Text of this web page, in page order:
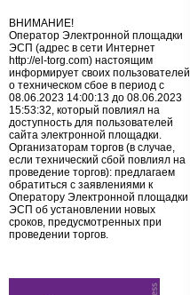
ВНИМАНИЕ!
Оператор Электронной площадки
ЭСП (адрес в сети Интернет
http://el-torg.com) настоящим
информирует своих пользователей
о техническом сбое в период с
08.06.2023 14:00:13 до 08.06.2023
15:53:32, который повлиял на
доступность для пользователей
сайта электронной площадки.
Организаторам торгов (в случае,
если технический сбой повлиял на
проведение торгов): предлагаем
обратиться с заявлениями к
Оператору Электронной площадки
ЭСП об установлении новых
сроков, предусмотренных при
проведении торгов.